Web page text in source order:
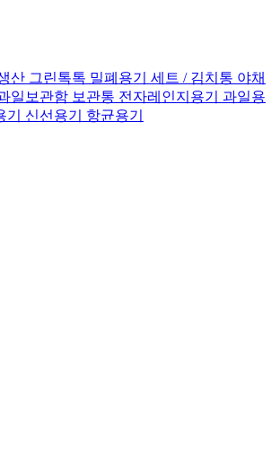
산 그린톡톡 밀폐용기 세트 / 김치통 야채
일보관함 보관통 전자레인지용기 과일용
기 신선용기 항균용기